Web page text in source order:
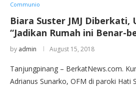
Communio
Biara Suster JMJ Diberkati,
“Jadikan Rumah ini Benar-
by admin August 15, 2018
Tanjungpinang – BerkatNews.com.
Adrianus Sunarko, OFM di paroki Hati